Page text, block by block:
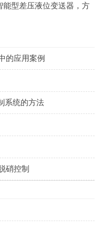
能型差压液位变送器，方
的应用案例
系统的方法
硝控制